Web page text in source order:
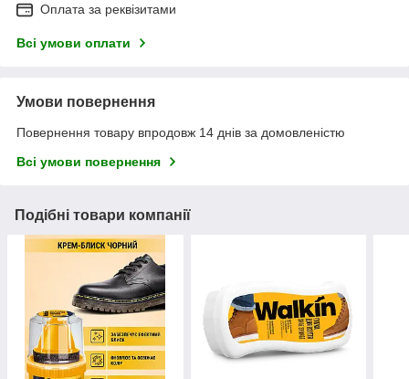
Оплата за реквізитами
Всі умови оплати
Умови повернення
Повернення товару впродовж 14 днів за домовленістю
Всі умови повернення
Подібні товари компанії